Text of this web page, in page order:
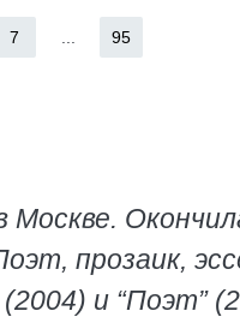
7 95
Москве.
прозаик,
и “Поэт”